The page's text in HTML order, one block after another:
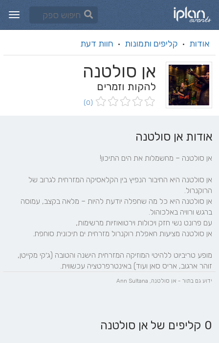
אודות · קליפים ותמונות · חוות דעת
אן סולטנה
להקות וזמרים
(0)
אודות אן סולטנה
זוהר ארגוב, אריס סאן ועוד) באינטרפרטציה עכשווית.
ידוע גם בתור - אן סולטנה, Ann Sultana
0 קליפים של אן סולטנה